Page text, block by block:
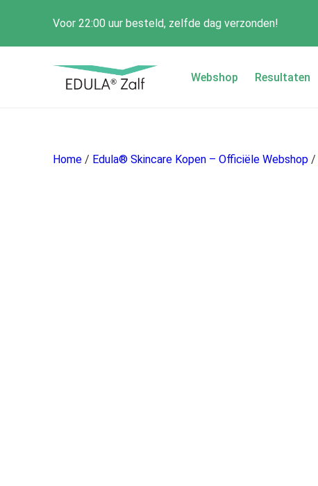
Voor 22:00 uur besteld, zelfde dag verzonden!
Webshop Resultaten
Home / Edula® Skincare Kopen – Officiële Webshop /